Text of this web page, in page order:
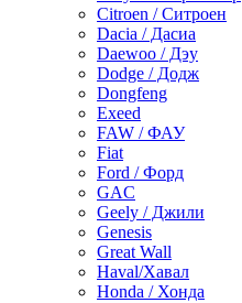
Citroen / Ситроен
Dacia / Дасиа
Daewoo / Дэу
Dodge / Додж
Dongfeng
Exeed
FAW / ФАУ
Fiat
Ford / Форд
GAC
Geely / Джили
Genesis
Great Wall
Haval/Хавал
Honda / Хонда